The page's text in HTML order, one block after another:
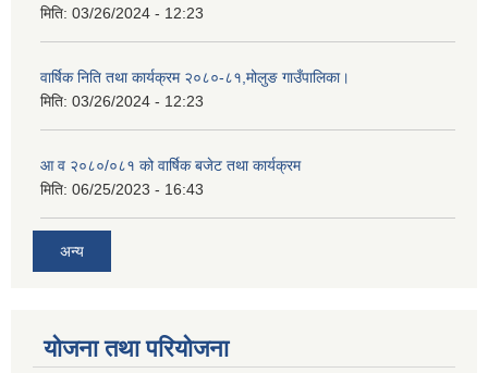
मिति: 03/26/2024 - 12:23
वार्षिक निति तथा कार्यक्रम २०८०-८१,मोलुङ गाउँपालिका।
मिति: 03/26/2024 - 12:23
आ व २०८०/०८१ को वार्षिक बजेट तथा कार्यक्रम
मिति: 06/25/2023 - 16:43
अन्य
योजना तथा परियोजना